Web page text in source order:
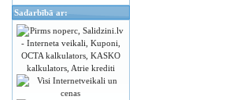
Sadarbībā ar: